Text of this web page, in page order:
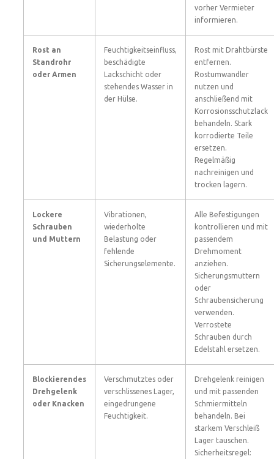
vorher Vermieter
informieren.
Rost an
Standrohr
oder Armen
Feuchtigkeitseinfluss,
beschädigte
Lackschicht oder
stehendes Wasser in
der Hülse.
Rost mit Drahtbürste
entfernen.
Rostumwandler
nutzen und
anschließend mit
Korrosionsschutzlack
behandeln. Stark
korrodierte Teile
ersetzen.
Regelmäßig
nachreinigen und
trocken lagern.
Lockere
Schrauben
und Muttern
Vibrationen,
wiederholte
Belastung oder
fehlende
Sicherungselemente.
Alle Befestigungen
kontrollieren und mit
passendem
Drehmoment
anziehen.
Sicherungsmuttern
oder
Schraubensicherung
verwenden.
Verrostete
Schrauben durch
Edelstahl ersetzen.
Blockierendes
Drehgelenk
oder Knacken
Verschmutztes oder
verschlissenes Lager,
eingedrungene
Feuchtigkeit.
Drehgelenk reinigen
und mit passenden
Schmiermitteln
behandeln. Bei
starkem Verschleiß
Lager tauschen.
Sicherheitsregel: